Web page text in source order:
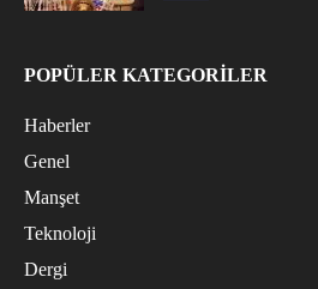
POPÜLER KATEGORİLER
Haberler
Genel
Manşet
Teknoloji
Dergi